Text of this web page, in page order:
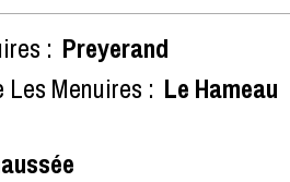
: Preyerand
Les Menuires : Le Hameau